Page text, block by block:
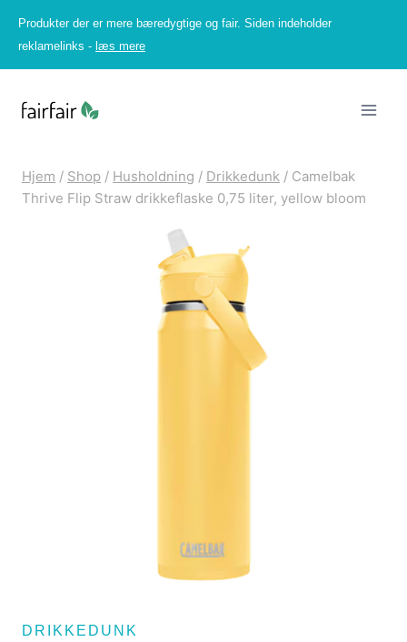
indhold
Produkter der er mere bæredygtige og fair. Siden indeholder
reklamelinks - læs mere
Hjem / Shop / Husholdning / Drikkedunk / Camelbak
Thrive Flip Straw drikkeflaske 0,75 liter, yellow bloom
DRIKKEDUNK